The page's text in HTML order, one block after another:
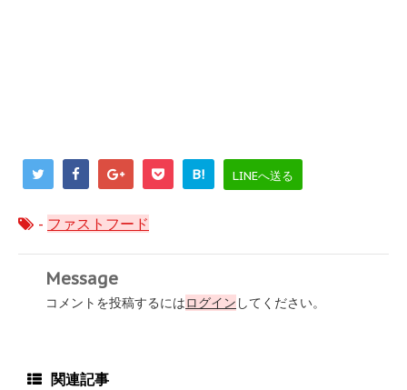
B! LINEへ送る
- ファストフード
Message
コメントを投稿するにはログイン してください。
関連記事